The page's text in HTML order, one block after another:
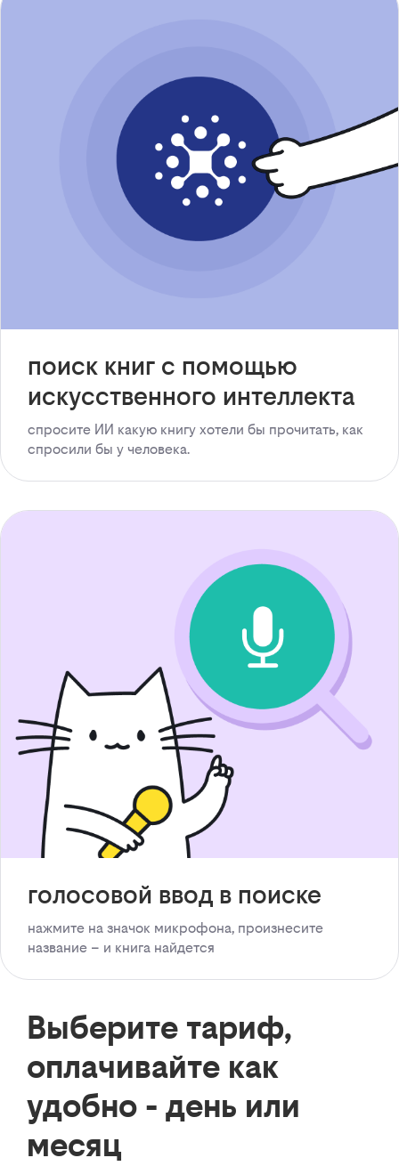
поиск книг с помощью
искусственного интеллекта
спросите ИИ какую книгу хотели бы прочитать, как
спросили бы у человека.
голосовой ввод в поиске
нажмите на значок микрофона, произнесите
название – и книга найдется
Выберите тариф,
оплачивайте как
удобно - день или
месяц